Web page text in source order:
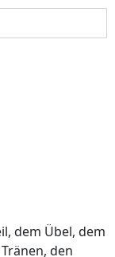
dem Übel, dem
den